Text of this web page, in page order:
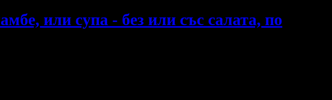
или супа - без или със салата, по